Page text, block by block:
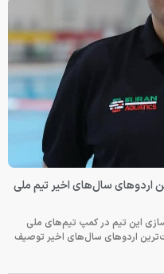
اردوهای سال‌های اخیر تیم ملی
این تیم در کمپ تیم‌های ملی
اردوهای سال‌های اخیر توصیف